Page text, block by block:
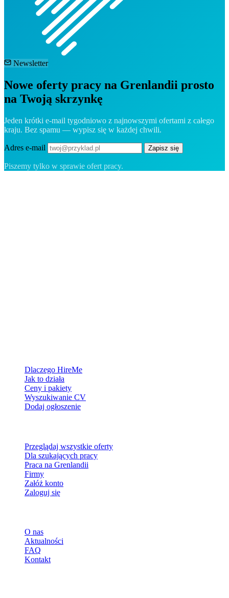
Newsletter
Nowe oferty pracy na Grenlandii prosto
na Twoją skrzynkę
Jeden krótki e-mail tygodniowo z najnowszymi ofertami z całego
kraju. Bez spamu — wypisz się w każdej chwili.
Adres e-mail Zapisz się
Piszemy tylko w sprawie ofert pracy.
Dlaczego HireMe
Jak to działa
Ceny i pakiety
Wyszukiwanie CV
Dodaj ogłoszenie
Przeglądaj wszystkie oferty
Dla szukających pracy
Praca na Grenlandii
Firmy
Załóż konto
Zaloguj się
O nas
Aktualności
FAQ
Kontakt